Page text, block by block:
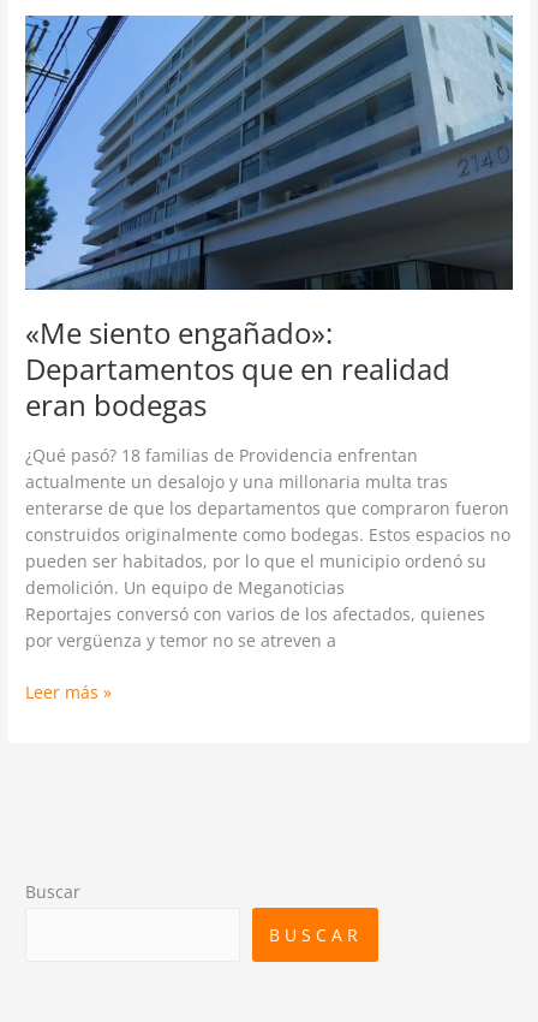
«Me siento engañado»:
Departamentos que en realidad
eran bodegas
¿Qué pasó? 18 familias de Providencia enfrentan
actualmente un desalojo y una millonaria multa tras
enterarse de que los departamentos que compraron fueron
construidos originalmente como bodegas. Estos espacios no
pueden ser habitados, por lo que el municipio ordenó su
demolición. Un equipo de Meganoticias
Reportajes conversó con varios de los afectados, quienes
por vergüenza y temor no se atreven a
«Me
siento
engañado»:
Departamentos
que
en
realidad
eran
bodegas
Leer más »
Buscar
BUSCAR